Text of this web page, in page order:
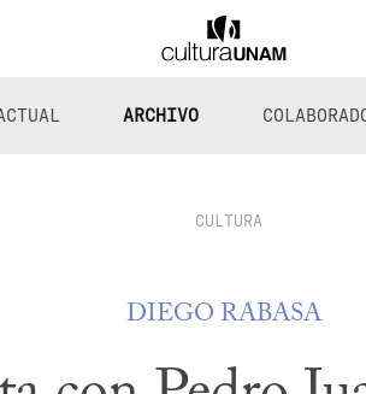
ARCHIVO
CULTURA
DIEGO RABASA